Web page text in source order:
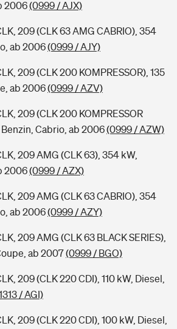
2006(0999 / AJX)
209 (CLK 63 AMG CABRIO), 354
ab 2006(0999 / AJY)
209 (CLK 200 KOMPRESSOR), 135
ab 2006(0999 / AZV)
209 (CLK 200 KOMPRESSOR
Benzin, Cabrio, ab 2006(0999 / AZW)
209 AMG (CLK 63), 354 kW,
2006(0999 / AZX)
209 AMG (CLK 63 CABRIO), 354
ab 2006(0999 / AZY)
209 AMG (CLK 63 BLACK SERIES),
ab 2007(0999 / BGO)
209 (CLK 220 CDI), 110 kW, Diesel,
/ AGI)
209 (CLK 220 CDI), 100 kW, Diesel,